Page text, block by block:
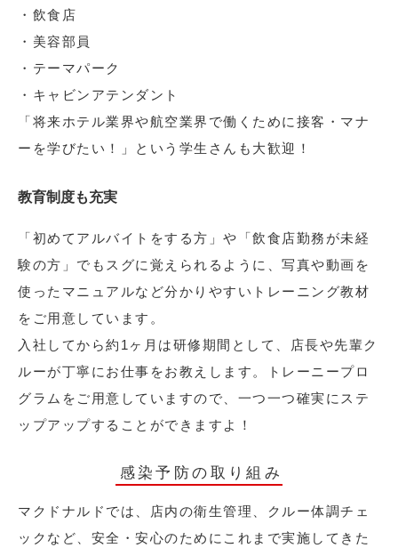
・飲食店
・美容部員
・テーマパーク
・キャビンアテンダント
「将来ホテル業界や航空業界で働くために接客・マナ
ーを学びたい！」という学生さんも大歓迎！
教育制度も充実
「初めてアルバイトをする方」や「飲食店勤務が未経
験の方」でもスグに覚えられるように、写真や動画を
使ったマニュアルなど分かりやすいトレーニング教材
をご用意しています。
入社してから約1ヶ月は研修期間として、店長や先輩ク
ルーが丁寧にお仕事をお教えします。トレーニープロ
グラムをご用意していますので、一つ一つ確実にステ
ップアップすることができますよ！
感染予防の取り組み
マクドナルドでは、店内の衛生管理、クルー体調チェ
ックなど、安全・安心のためにこれまで実施してきた